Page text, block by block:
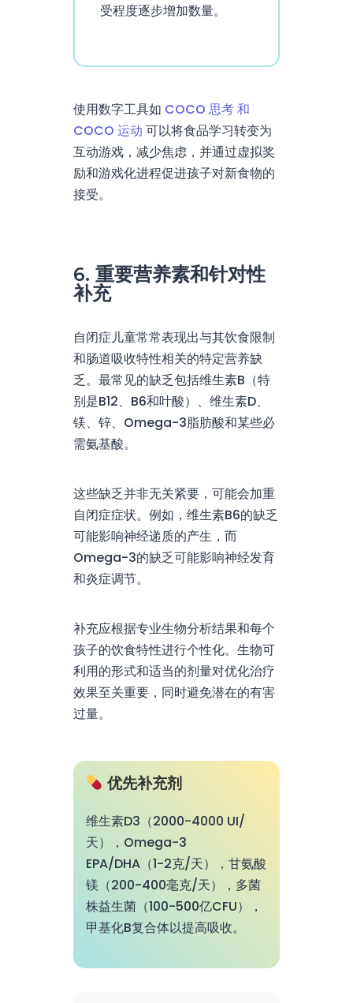
受程度逐步增加数量。
使用数字工具如 COCO 思考 和
COCO 运动 可以将食品学习转变为
互动游戏，减少焦虑，并通过虚拟奖
励和游戏化进程促进孩子对新食物的
接受。
6. 重要营养素和针对性
补充
自闭症儿童常常表现出与其饮食限制
和肠道吸收特性相关的特定营养缺
乏。最常见的缺乏包括维生素B（特
别是B12、B6和叶酸）、维生素D、
镁、锌、Omega-3脂肪酸和某些必
需氨基酸。
这些缺乏并非无关紧要，可能会加重
自闭症症状。例如，维生素B6的缺乏
可能影响神经递质的产生，而
Omega-3的缺乏可能影响神经发育
和炎症调节。
补充应根据专业生物分析结果和每个
孩子的饮食特性进行个性化。生物可
利用的形式和适当的剂量对优化治疗
效果至关重要，同时避免潜在的有害
过量。
优先补充剂
维生素D3（2000-4000 UI/
天），Omega-3
EPA/DHA（1-2克/天），甘氨酸
镁（200-400毫克/天），多菌
株益生菌（100-500亿CFU），
甲基化B复合体以提高吸收。